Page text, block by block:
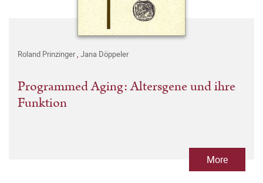
Roland Prinzinger, Jana Döppeler
Programmed Aging: Altersgene und ihre
Funktion
More